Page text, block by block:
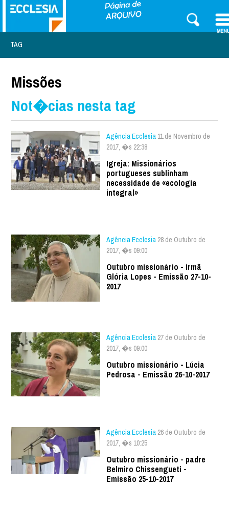
TAG
Missões
Not�cias nesta tag
Agência Ecclesia 11 de Novembro de
2017, �s 22:38
Igreja: Missionários
portugueses sublinham
necessidade de «ecologia
integral»
Agência Ecclesia 28 de Outubro de
2017, �s 09:00
Outubro missionário - irmã
Glória Lopes - Emissão 27-10-
2017
Agência Ecclesia 27 de Outubro de
2017, �s 09:00
Outubro missionário - Lúcia
Pedrosa - Emissão 26-10-2017
Agência Ecclesia 26 de Outubro de
2017, �s 10:25
Outubro missionário - padre
Belmiro Chissengueti -
Emissão 25-10-2017